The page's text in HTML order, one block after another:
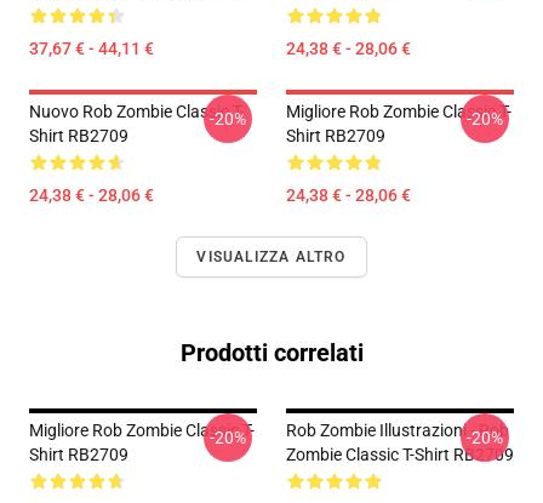
37,67 € - 44,11 € 24,38 € - 28,06 €
Nuovo Rob Zombie Classic T-
Shirt RB2709
24,38 € - 28,06 €
-20%
Migliore Rob Zombie Classic T-
Shirt RB2709
24,38 € - 28,06 €
-20%
VISUALIZZA ALTRO
Prodotti correlati
Migliore Rob Zombie Classic T-
Shirt RB2709
-20%
Rob Zombie Illustrazioni - Rob
Zombie Classic T-Shirt RB2709
-20%